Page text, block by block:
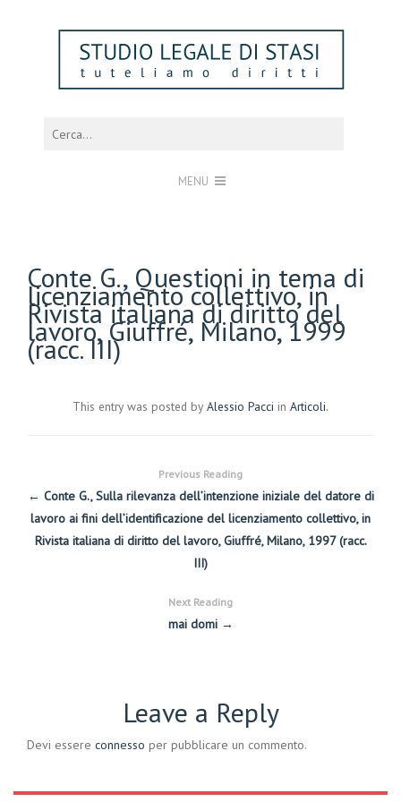
MENU
Conte G., Questioni in tema di
licenziamento collettivo, in
Rivista italiana di diritto del
lavoro, Giuffré, Milano, 1999
(racc. III)
This entry was posted by Alessio Pacci in Articoli.
Previous Reading
← Conte G., Sulla rilevanza dell’intenzione iniziale del datore di
lavoro ai fini dell’identificazione del licenziamento collettivo, in
Rivista italiana di diritto del lavoro, Giuffré, Milano, 1997 (racc.
III)
Next Reading
mai domi →
Leave a Reply
Devi essere connesso per pubblicare un commento.